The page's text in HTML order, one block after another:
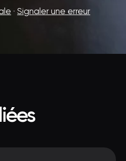
· Signaler une erreur